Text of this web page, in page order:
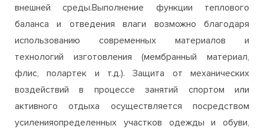
внешней среды.Выполнение функции теплового
баланса и отведения влаги возможно благодаря
использованию современных материалов и
технологий изготовления (мембранный материал,
флис, полартек и т.д.). Защита от механических
воздействий в процессе занятий спортом или
активного отдыха осуществляется посредством
усиленияопределенных участков одежды и обуви,